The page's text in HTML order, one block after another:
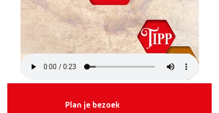
Plan je bezoek